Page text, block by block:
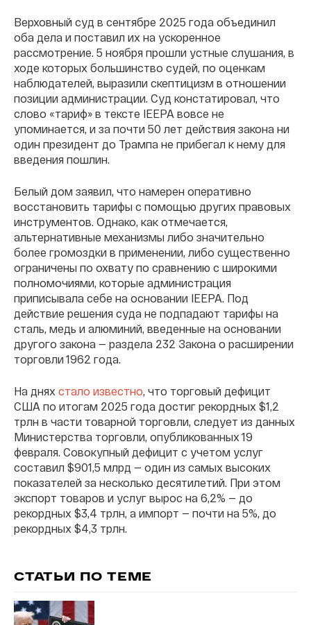
Верховный суд в сентябре 2025 года объединил
оба дела и поставил их на ускоренное
рассмотрение. 5 ноября прошли устные слушания, в
ходе которых большинство судей, по оценкам
наблюдателей, выразили скептицизм в отношении
позиции администрации. Суд констатировал, что
слово «тариф» в тексте IEEPA вовсе не
упоминается, и за почти 50 лет действия закона ни
один президент до Трампа не прибегал к нему для
введения пошлин.
Белый дом заявил, что намерен оперативно
восстановить тарифы с помощью других правовых
инструментов. Однако, как отмечается,
альтернативные механизмы либо значительно
более громоздки в применении, либо существенно
ограничены по охвату по сравнению с широкими
полномочиями, которые администрация
приписывала себе на основании IEEPA. Под
действие решения суда не подпадают тарифы на
сталь, медь и алюминий, введенные на основании
другого закона — раздела 232 Закона о расширении
торговли 1962 года.
На днях стало известно, что торговый дефицит
США по итогам 2025 года достиг рекордных $1,2
трлн в части товарной торговли, следует из данных
Министерства торговли, опубликованных 19
февраля. Совокупный дефицит с учетом услуг
составил $901,5 млрд — один из самых высоких
показателей за несколько десятилетий. При этом
экспорт товаров и услуг вырос на 6,2% — до
рекордных $3,4 трлн, а импорт — почти на 5%, до
рекордных $4,3 трлн.
СТАТЬИ ПО ТЕМЕ